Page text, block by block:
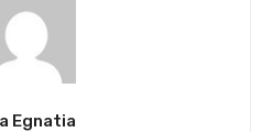
Egnatia